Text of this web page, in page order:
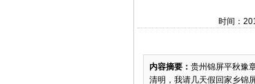
时间：
内容摘要： 贵州锦屏平秋豫
清明，我请几天假回家乡锦